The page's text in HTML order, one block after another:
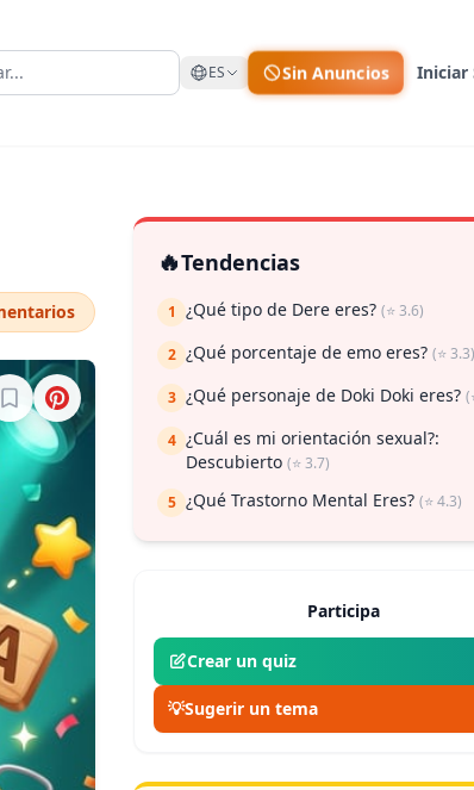
ES Sin Anuncios Iniciar
Inicia sesión para guardar
🔥Tendencias
1 ¿Qué tipo de Dere eres? (⭐ 3.6)
2 ¿Qué porcentaje de emo eres? (⭐ 3.3)
3 ¿Qué personaje de Doki Doki eres?
4 ¿Cuál es mi orientación sexual?:
Descubierto (⭐ 3.7)
5 ¿Qué Trastorno Mental Eres? (⭐ 4.3)
Participa
Crear un quiz
💡Sugerir un tema